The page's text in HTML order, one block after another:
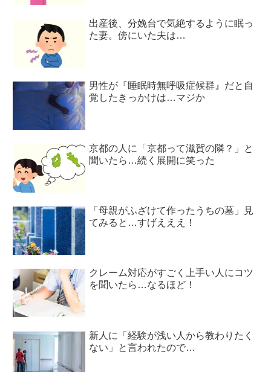
出産後、分娩台で気絶するように眠っ
た妻。傍にいた夫は…
男性が『睡眠時無呼吸症候群』だと自
覚したきっかけは…マジか
京都の人に「京都って滋賀の隣？」と
聞いたら…続く展開に笑った
「母親がふざけて作ったうちの墓」見
てみると…すげえええ！
クレーム対応がすごく上手い人にコツ
を聞いたら…なるほど！
新人に「経験が浅い人から教わりたく
ない」と言われたので…